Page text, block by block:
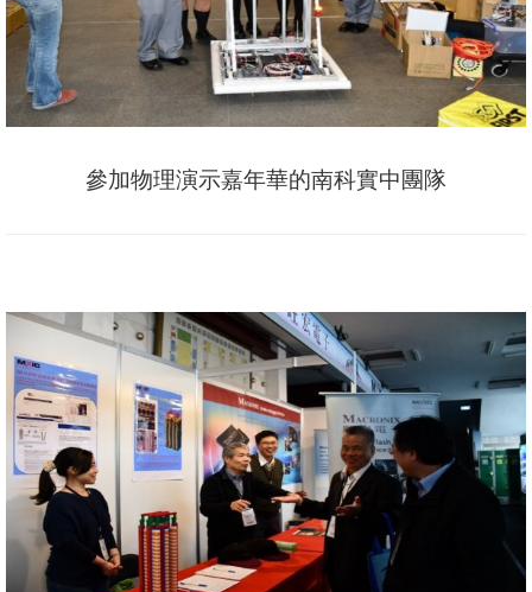
參加物理演示嘉年華的南科實中團隊